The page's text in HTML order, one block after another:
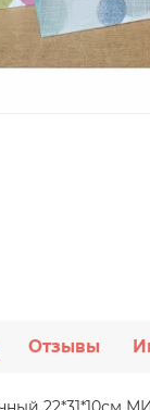
Отзывы